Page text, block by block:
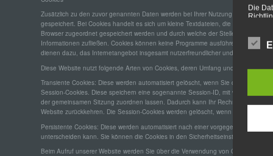
Zusätzlich zu den zuvor genannten Daten werden bei Ihrer Nutzung unserer
gespeichert. Bei Cookies handelt es sich um kleine Textdateien, die auf Ihrer
Browser zugeordnet gespeichert werden und durch welche der Stelle, die den
Informationen zufließen. Cookies können keine Programme ausführen oder Viren
dienen dazu, das Internetangebot insgesamt nutzerfreundlicher und effektiver zu
Diese Website nutzt folgende Arten von Cookies, deren Umfang und
Transiente Cookies: Diese werden automatisiert gelöscht, wenn Sie den Browser
Session-Cookies. Diese speichern eine sogenannte Session-ID, mit welcher sich
der gemeinsamen Sitzung zuordnen lassen. Dadurch kann Ihr Rechner
Website zurückkehren. Die Session-Cookies werden gelöscht, wenn Sie sich
Persistente Cookies: Diese werden automatisiert nach einer vorgegebenen Dauer
unterscheiden kann. Sie können die Cookies in den Sicherheitseinstellungen Ihres
Beim Aufruf unserer Website werden Sie über die Verwendung von Cookies
Die